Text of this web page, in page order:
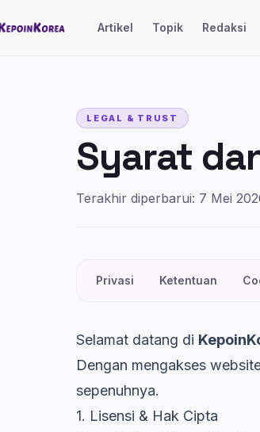
Artikel Topik Redaksi
LEGAL & TRUST
Syarat
Terakhir diperbarui: 7 Mei
Privasi Ketentuan
Selamat datang di
Dengan mengakses
sepenuhnya.
1. Lisensi & Hak Cipta